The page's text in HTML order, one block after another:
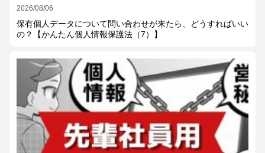
2026/08/06
保有個人データについて問い合わせが来たら、どうすればいい
の？【かんたん個人情報保護法（7）】